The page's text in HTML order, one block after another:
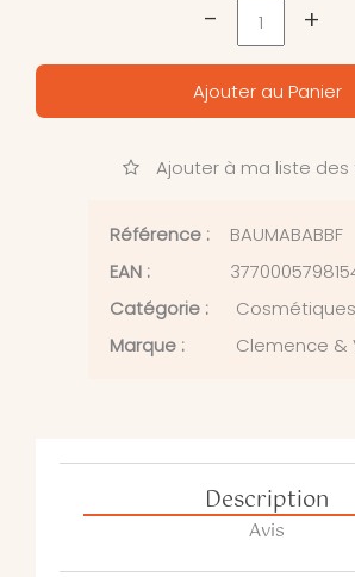
- +
Ajouter au Panier
Ajouter à ma liste des
Référence :
BAUMABABBF
EAN :
Catégorie :
Cosmétiques
Marque :
Clemence &
Description
Avis